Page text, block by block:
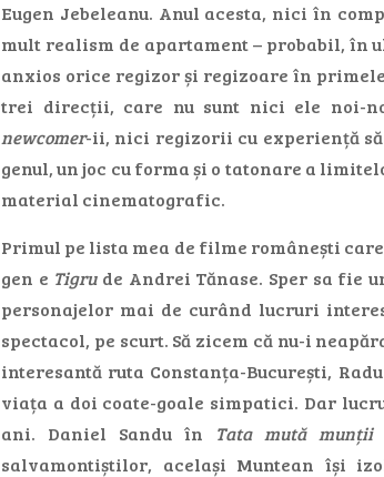
Eugen Jebeleanu. Anul acesta, nici în
mult realism de apartament – probabil, în
anxios orice regizor și regizoare în
trei direcții, care nu sunt nici ele noi-
newcomer-ii, nici regizorii cu experiență
genul, un joc cu forma și o tatonare a
material cinematografic.
Primul pe lista mea de filme românești
gen e Tigrude Andrei Tănase. Sper sa fie
personajelor mai de curând lucruri
spectacol, pe scurt. Să zicem că nu-i
interesantă ruta Constanța-București,
viața a doi coate-goale simpatici. Dar
ani. Daniel Sandu în Tata mută munții
salvamontiștilor, același Muntean își